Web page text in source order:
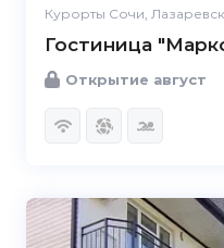
Курорты Сочи,
Гостиница
Открытие август